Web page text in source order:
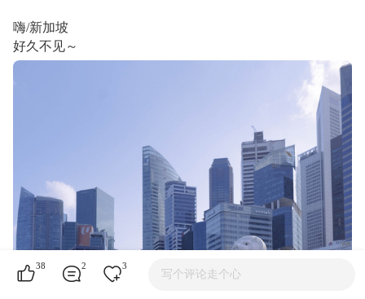
嗨/新加坡
好久不见～
38 2 3
写个评论走个心